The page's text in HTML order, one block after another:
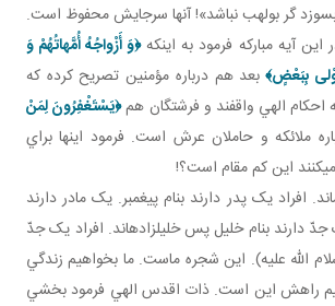
گر بولهب نباشد»! آنها سرجايش محفوظ است.
آيه مبارکه فرمود به اينکه﴿وَ أَزْواجُهُ أُمَّهاتُهُمْ وَ
بِبَعْضٍ﴾ بعد هم درباره مؤمنين تصريح کرده که
احکام الهي واقفند و فرشتگان هم﴿يَسْتَغْفِرُونَ لِمَنْ
ملائکه و حاملان عرش است. فرمود اينها براي
کنند اين کم مقام است؟!
افراد يک پدر دارند بنام پيغمبر. يک مادر دارند
دارند بنام خليل پس خليل زاده اند. افراد يک جدّ
الله عليه). اين شجره ماست. ما بخواهيم زندگي
راهش اين است. ذات اقدس الهي فرمود بخشي